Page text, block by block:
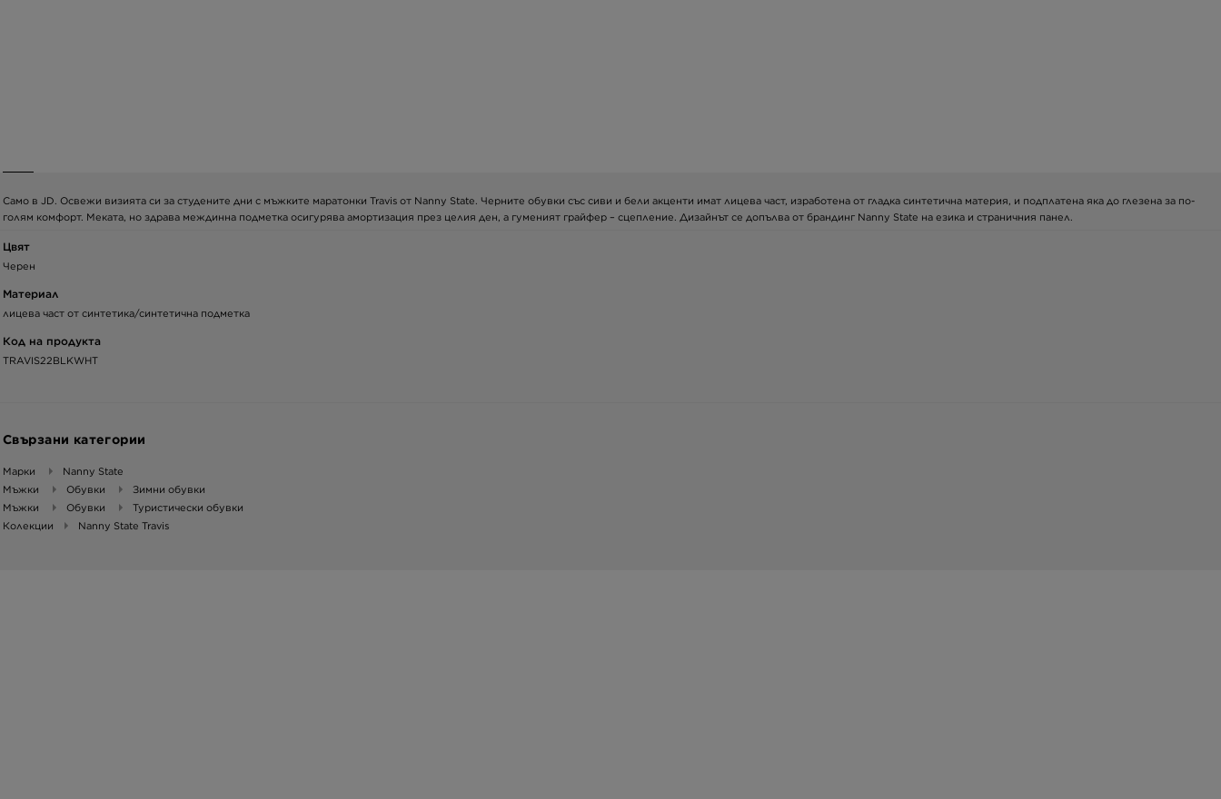
Само в JD. Освежи визията си за студените дни с мъжките маратонки Travis от Nanny State. Черните обувки със сиви и бели акценти имат лицева част, изработена от гладка синтетична материя, и подплатена яка до глезена за по-
голям комфорт. Меката, но здрава междинна подметка осигурява амортизация през целия ден, а гуменият грайфер – сцепление. Дизайнът се допълва от брандинг Nanny State на езика и страничния панел.
Цвят
Черен
Материал
лицева част от синтетика/синтетична подметка
Код на продукта
TRAVIS22BLKWHT
Свързани категории
Марки
Nanny State
Мъжки
Обувки
Зимни обувки
Мъжки
Обувки
Туристически обувки
Колекции
Nanny State Travis